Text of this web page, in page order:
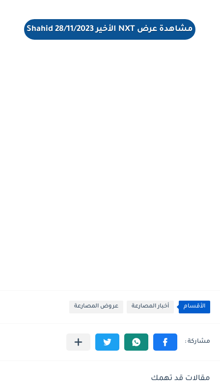
مشاهدة عرض NXT الأخير 28/11/2023 Shahid
الأقسام أخبار المصارعة عروض المصارعة
مقالات قد تهمك